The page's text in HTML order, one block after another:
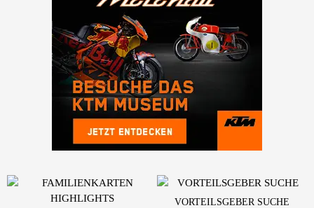
VORTEILSGEBER SUCHE